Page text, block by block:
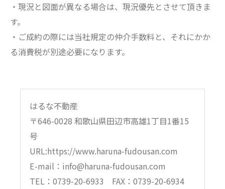
・現況と図面が異なる場合は、現況優先とさせて頂きま
す。
・ご成約の際には当社規定の仲介手数料と、それにかか
る消費税が別途必要になります。
はるな不動産
〒646-0028 和歌山県田辺市高雄1丁目1番15
号
URL:https://www.haruna-fudousan.com
E-mail：info@haruna-fudousan.com
TEL：0739-20-6933 FAX：0739-20-6934